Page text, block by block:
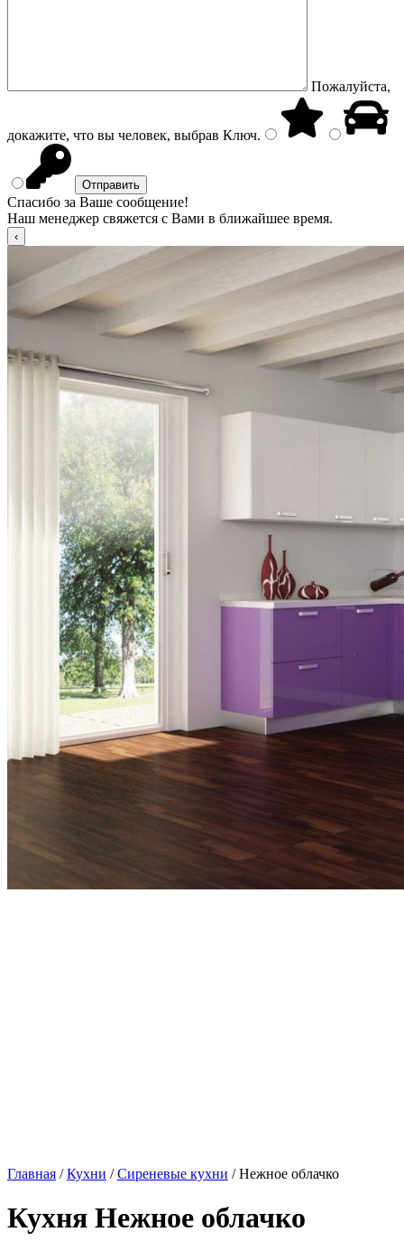
Пожалуйста,
докажите, что вы человек, выбрав Ключ.
Спасибо за Ваше сообщение!
Наш менеджер свяжется с Вами в ближайшее время.
Главная /Кухни /Сиреневые кухни / Нежное облачко
Кухня Нежное облачко